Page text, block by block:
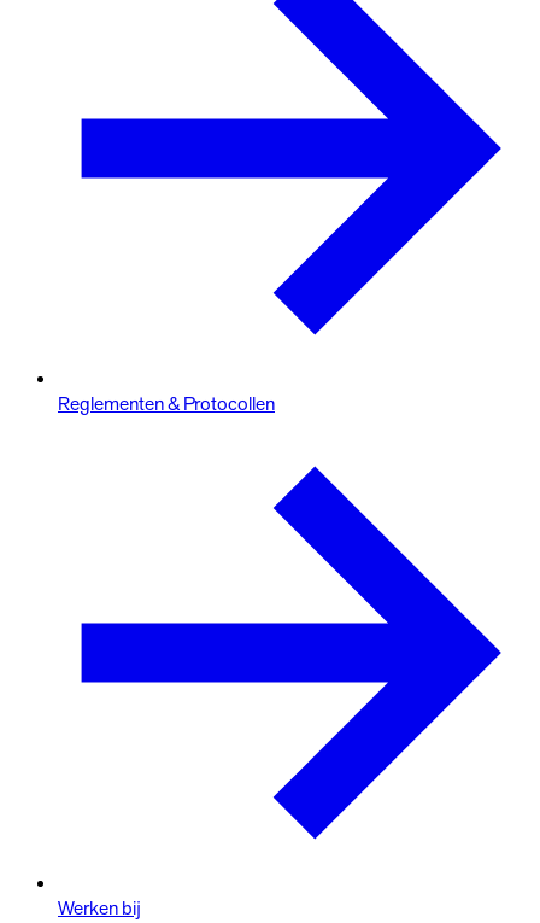
Reglementen & Protocollen
Werken bij